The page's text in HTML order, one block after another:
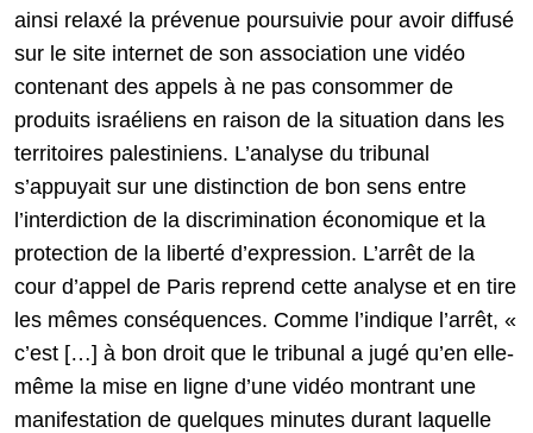
ainsi relaxé la prévenue poursuivie pour avoir diffusé
sur le site internet de son association une vidéo
contenant des appels à ne pas consommer de
produits israéliens en raison de la situation dans les
territoires palestiniens. L’analyse du tribunal
s’appuyait sur une distinction de bon sens entre
l’interdiction de la discrimination économique et la
protection de la liberté d’expression. L’arrêt de la
cour d’appel de Paris reprend cette analyse et en tire
les mêmes conséquences. Comme l’indique l’arrêt, «
c’est […] à bon droit que le tribunal a jugé qu’en elle-
même la mise en ligne d’une vidéo montrant une
manifestation de quelques minutes durant laquelle